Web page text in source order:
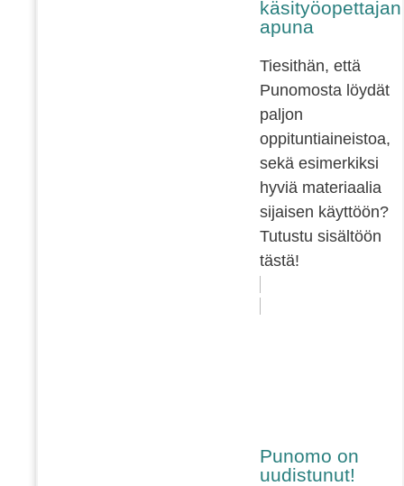
käsityöopettajan
apuna
Tiesithän, että
Punomosta löydät
paljon
oppituntiaineistoa,
sekä esimerkiksi
hyviä materiaalia
sijaisen käyttöön?
Tutustu sisältöön
tästä!
Punomo on
uudistunut!